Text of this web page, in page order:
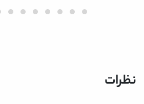
نظرات